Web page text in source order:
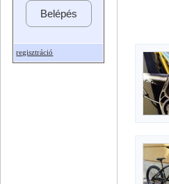
Belépés
regisztráció